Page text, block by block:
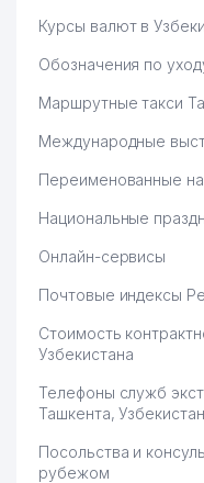
Курсы валют в
Обозначения по
Маршрутные такси
Международные
Переименованные
Национальные
Онлайн-сервисы
Почтовые индексы
Стоимость
Узбекистана
Телефоны служб
Ташкента, Узбекистан
Посольства и
рубежом